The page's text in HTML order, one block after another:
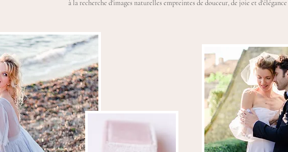
à la recherche d'images naturelles empreintes de douceur, de joie et d'élégance